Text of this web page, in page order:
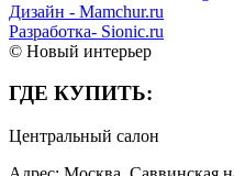
Дизайн - Mamchur.ru
Разработка- Sionic.ru
© Новый интерьер
ГДЕ КУПИТЬ:
Центральный салон